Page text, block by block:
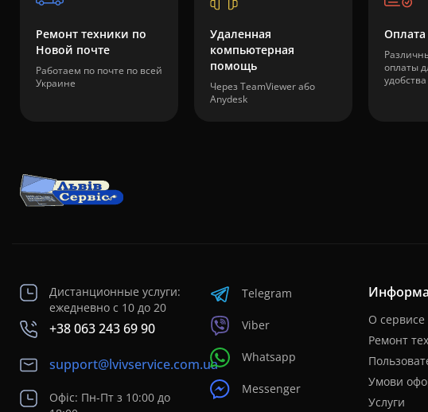
Ремонт техники по
Новой почте
Работаем по почте по всей
Украине
Удаленная
компьютерная
помощь
Через TeamViewer або
Anydesk
Оплата
оплаты
удобства
Дистанционные услуги:
ежедневно с 10 до 20
+38 063 243 69 90
support@lvivservice.com.ua
Офіс: Пн-Пт з 10:00 до
Telegram
Viber
Whatsapp
Messenger
О сервисе
Ремонт
Умови
Услуги